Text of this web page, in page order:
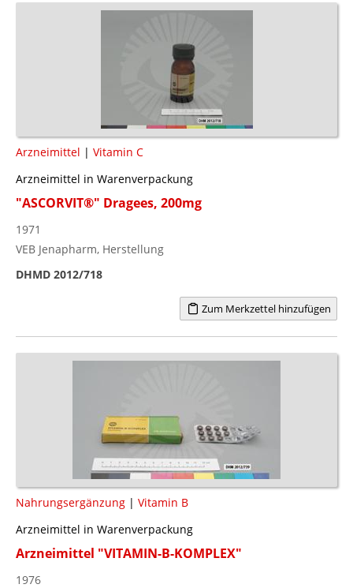
Arzneimittel | Vitamin C
Arzneimittel in Warenverpackung
"ASCORVIT®" Dragees, 200mg
1971
VEB Jenapharm, Herstellung
DHMD 2012/718
Zum Merkzettel hinzufügen
Nahrungsergänzung | Vitamin B
Arzneimittel in Warenverpackung
Arzneimittel "VITAMIN-B-KOMPLEX"
1976